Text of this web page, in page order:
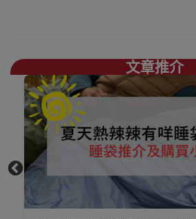
文章推介